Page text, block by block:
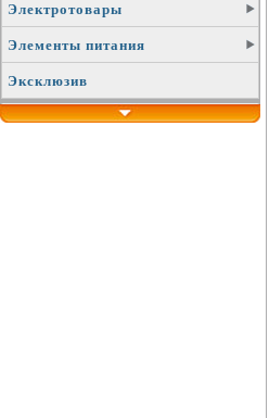
Электротовары
Элементы питания
Эксклюзив